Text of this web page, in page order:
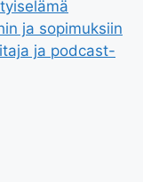
ja sopimuksiin
ja podcast-